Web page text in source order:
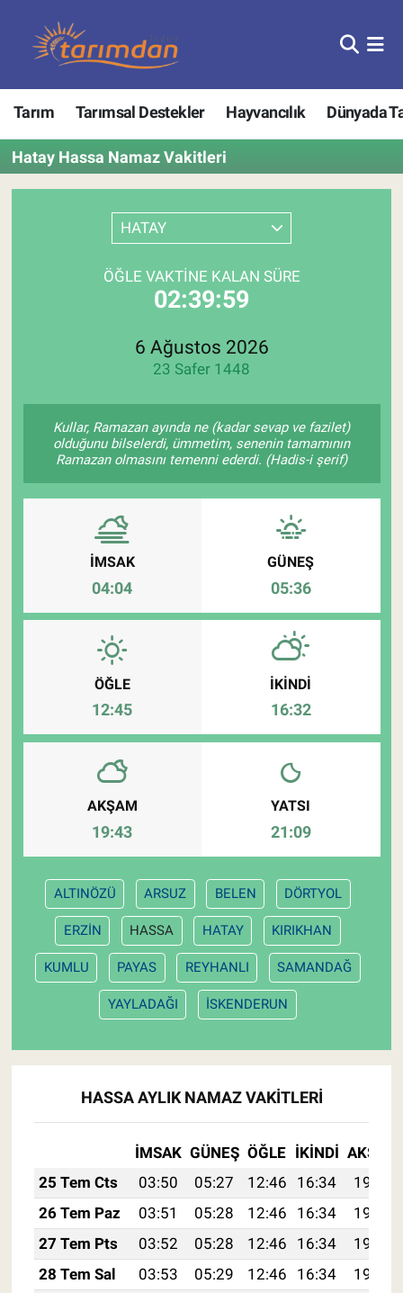
Tarım Tarımsal Destekler Hayvancılık Dünyada
Hatay Hassa Namaz Vakitleri
HATAY
ÖĞLE VAKTINE KALAN SÜRE
02:39:59
6 Ağustos 2026
23 Safer 1448
Kullar, Ramazan ayında ne (kadar sevap ve fazilet)
olduğunu bilselerdi, ümmetim, senenin tamamının
Ramazan olmasını temenni ederdi. (Hadis-i şerif)
İMSAK
04:04
GÜNEŞ
05:36
ÖĞLE
12:45
İKINDI
16:32
AKŞAM
19:43
YATSI
21:09
ALTINÖZÜ ARSUZ BELEN DÖRTYOL
ERZİN HASSA HATAY KIRIKHAN
KUMLU PAYAS REYHANLI SAMANDAĞ
YAYLADAĞI İSKENDERUN
HASSA AYLIK NAMAZ VAKITLERI
İMSAK GÜNEŞ ÖĞLE İKINDI AKŞAM
25 Tem Cts
03:50 05:27 12:46 16:34
19:54
26 Tem Paz
03:51 05:28 12:46 16:34
19:53
27 Tem Pts
03:52 05:28 12:46 16:34
19:53
28 Tem Sal
03:53 05:29 12:46 16:34
19:52
Tarım
Hayvancılık
Gıda
Tarım Bakanlığı
Pankobirlik
Et fiyatları
Tarım Bilgisi
Yetiştirici Soruyor
Dünyada Tarım
Üretici Birlikleri
Şeker ve Şekerli Mamüller
Tahıllar ve Baklagiller
Tohum
Nöbetçi Eczaneler
Hava Durumu
Trafik Durumu
Son Dakika Haberleri